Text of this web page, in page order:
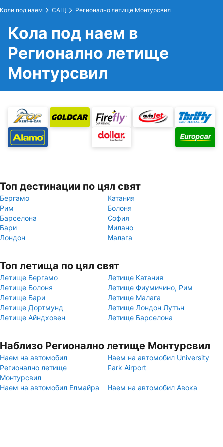
Коли под наем САЩ Регионално летище Монтурсвил
Кола под наем в
Регионално летище
Монтурсвил
Топ дестинации по цял свят
Бергамо
Катания
Рим
Болоня
Барселона
София
Бари
Милано
Лондон
Малага
Топ летища по цял свят
Летище Бергамо
Летище Катания
Летище Болоня
Летище Фиумичино, Рим
Летище Бари
Летище Малага
Летище Дортмунд
Летище Лондон Лутън
Летище Айндховен
Летище Барселона
Наблизо Регионално летище Монтурсвил
Наем на автомобил
Регионално летище
Монтурсвил
Наем на автомобил University
Park Airport
Наем на автомобил Елмайра Наем на автомобил Авока